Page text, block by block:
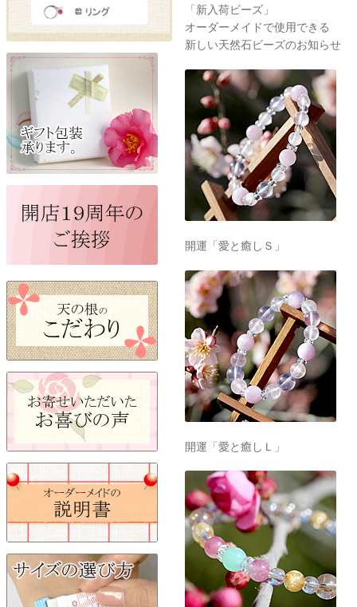
「新入荷ビーズ」
オーダーメイドで使用できる
新しい天然石ビーズのお知らせ
開運「愛と癒しＳ」
開運「愛と癒しＬ」